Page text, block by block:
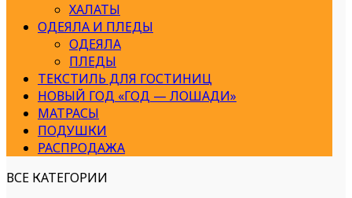
ХАЛАТЫ
ОДЕЯЛА И ПЛЕДЫ
ОДЕЯЛА
ПЛЕДЫ
ТЕКСТИЛЬ ДЛЯ ГОСТИНИЦ
НОВЫЙ ГОД «ГОД — ЛОШАДИ»
МАТРАСЫ
ПОДУШКИ
РАСПРОДАЖА
ВСЕ КАТЕГОРИИ